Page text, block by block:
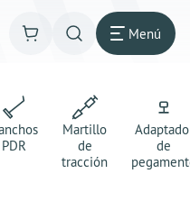
Menú
PDR
Martillo
de
tracción
de